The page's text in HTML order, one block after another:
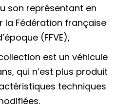
son représentant en
la Fédération française
(FFVE),
est un véhicule
qui n’est plus produit
techniques